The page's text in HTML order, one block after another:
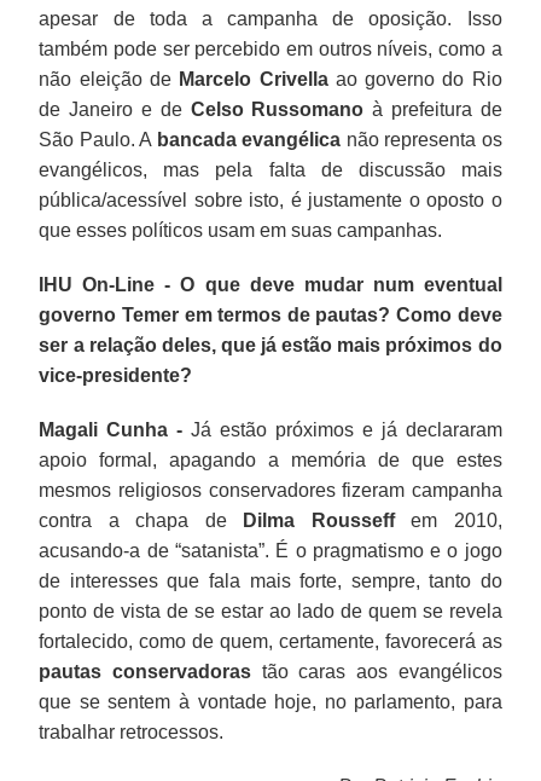
apesar de toda a campanha de oposição. Isso
também pode ser percebido em outros níveis, como a
não eleição de Marcelo Crivellaao governo do Rio
de Janeiro e de Celso Russomano à prefeitura de
São Paulo. A bancada evangélica não representa os
evangélicos, mas pela falta de discussão mais
pública/acessível sobre isto, é justamente o oposto o
que esses políticos usam em suas campanhas.
IHU On-Line - O que deve mudar num eventual
governo Temer em termos de pautas? Como deve
ser a relação deles, que já estão mais próximos do
vice-presidente?
Magali Cunha - Já estão próximos e já declararam
apoio formal, apagando a memória de que estes
mesmos religiosos conservadores fizeram campanha
contra a chapa de
Dilma Rousseffem 2010,
acusando-a de “satanista”. É o pragmatismo e o jogo
de interesses que fala mais forte, sempre, tanto do
ponto de vista de se estar ao lado de quem se revela
fortalecido, como de quem, certamente, favorecerá as
pautas conservadoras tão caras aos evangélicos
que se sentem à vontade hoje, no parlamento, para
trabalhar retrocessos.